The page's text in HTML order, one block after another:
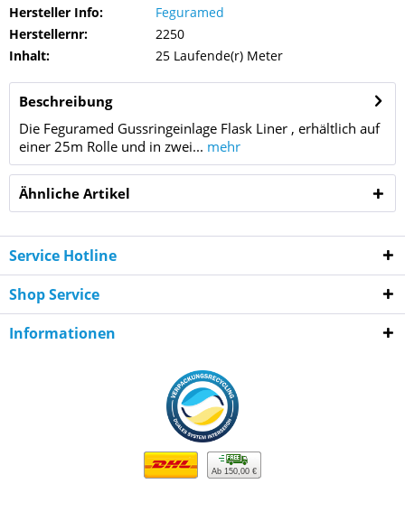
Hersteller Info:
Feguramed
Herstellernr:
2250
Inhalt:
25 Laufende(r) Meter
Beschreibung
Die Feguramed Gussringeinlage Flask Liner , erhältlich auf
einer 25m Rolle und in zwei... mehr
Ähnliche Artikel
Service Hotline
Shop Service
Informationen
Ab 150,00 €